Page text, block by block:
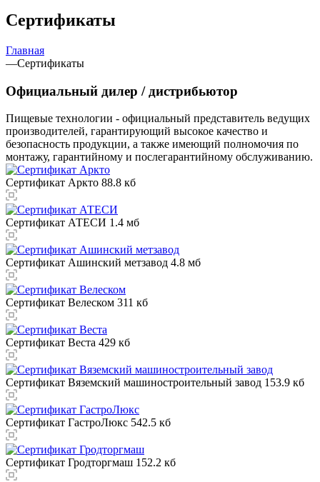
Сертификаты
Главная
—Сертификаты
Официальный дилер / дистрибьютор
Пищевые технологии - официальный представитель ведущих
производителей, гарантирующий высокое качество и
безопасность продукции, а также имеющий полномочия по
монтажу, гарантийному и послегарантийному обслуживанию.
Сертификат Аркто 88.8 кб
Сертификат АТЕСИ 1.4 мб
Сертификат Ашинский метзавод 4.8 мб
Сертификат Велеском 311 кб
Сертификат Веста 429 кб
Сертификат Вяземский машиностроительный завод 153.9 кб
Сертификат ГастроЛюкс 542.5 кб
Сертификат Гродторгмаш 152.2 кб